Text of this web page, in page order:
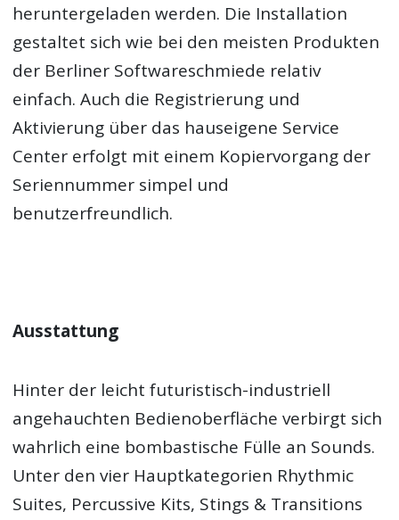
heruntergeladen werden. Die Installation
gestaltet sich wie bei den meisten Produkten
der Berliner Softwareschmiede relativ
einfach. Auch die Registrierung und
Aktivierung über das hauseigene Service
Center erfolgt mit einem Kopiervorgang der
Seriennummer simpel und
benutzerfreundlich.
Ausstattung
Hinter der leicht futuristisch-industriell
angehauchten Bedienoberfläche verbirgt sich
wahrlich eine bombastische Fülle an Sounds.
Unter den vier Hauptkategorien Rhythmic
Suites, Percussive Kits, Stings & Transitions